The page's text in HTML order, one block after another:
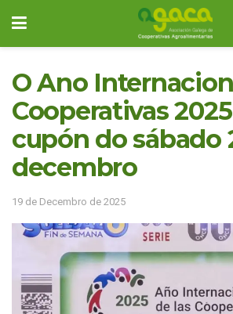
O Ano
Cooperativas
cupón do sábado
decembro
19 de Decembro de 2025